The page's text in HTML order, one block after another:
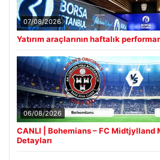
07/08/2026
Yatırım araçlarının haftalık
06/08/2026
CANLI | Bohemians – FC Midtjylland
Detayları